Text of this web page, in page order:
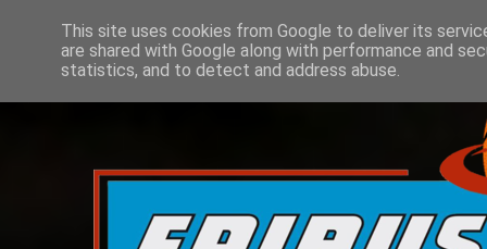
This site uses cookies from Google to deliver its
are shared with Google along with performance and
statistics, and to detect and address abuse.